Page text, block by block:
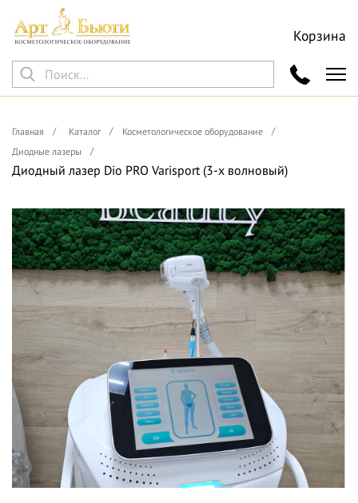
Корзина
Главная Каталог
Косметологическое оборудование
Диодные лазеры
Диодный лазер Dio PRO Varisport (3-х волновый)